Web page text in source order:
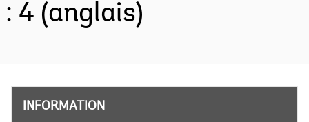
: 4 (anglais)
INFORMATION